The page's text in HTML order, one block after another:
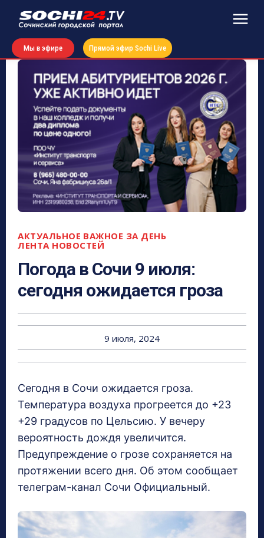
Мы в эфире Прямой эфир Sochi Live
АКТУАЛЬНОЕ ВАЖНОЕ ЗА ДЕНЬ
ЛЕНТА НОВОСТЕЙ
Погода в Сочи 9 июля:
сегодня ожидается гроза
9 июля, 2024
Сегодня в Сочи ожидается гроза.
Температура воздуха прогреется до +23
+29 градусов по Цельсию. У вечеру
вероятность дождя увеличится.
Предупреждение о грозе сохраняется на
протяжении всего дня. Об этом сообщает
телеграм-канал Сочи Официальный.